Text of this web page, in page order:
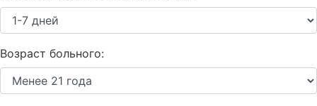
Возраст больного: